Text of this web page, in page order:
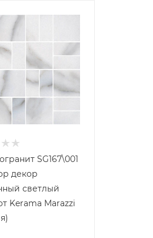
SG167\001
декор
светлый
Kerama Marazzi